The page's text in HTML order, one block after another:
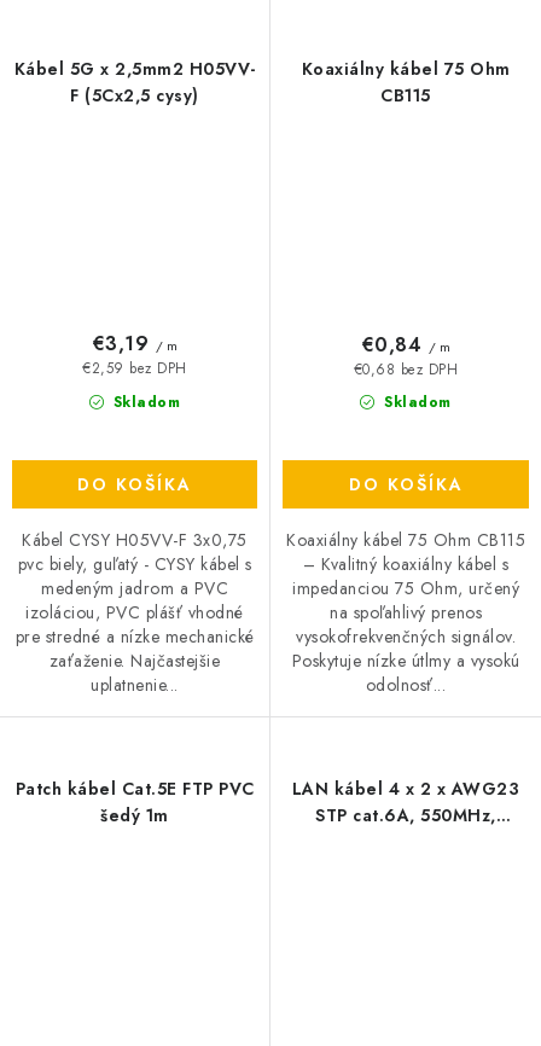
Kábel 5G x 2,5mm2 H05VV-
F (5Cx2,5 cysy)
Skladom
€2,59 bez DPH
€3,19 / m
DO KOŠÍKA
Kábel CYSY H05VV-F 3x0,75
pvc biely, guľatý - CYSY kábel s
medeným jadrom a PVC
izoláciou, PVC plášť vhodné
pre stredné a nízke mechanické
zaťaženie. Najčastejšie
uplatnenie...
Koaxiálny kábel 75 Ohm
CB115
Skladom
€0,68 bez DPH
€0,84 / m
DO KOŠÍKA
Koaxiálny kábel 75 Ohm CB115
– Kvalitný koaxiálny kábel s
impedanciou 75 Ohm, určený
na spoľahlivý prenos
vysokofrekvenčných signálov.
Poskytuje nízke útlmy a vysokú
odolnosť...
Patch kábel Cat.5E FTP PVC
šedý 1m
LAN kábel 4 x 2 x AWG23
STP cat.6A, 550MHz,